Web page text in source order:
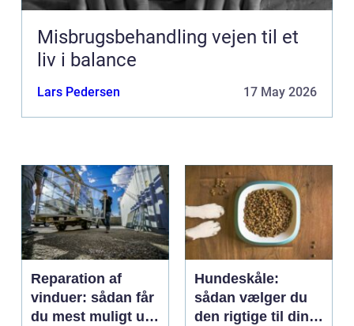
Misbrugsbehandling vejen til et
liv i balance
Lars Pedersen 17 May 2026
Reparation af
vinduer: sådan får
du mest muligt ud
Hundeskåle:
sådan vælger du
den rigtige til din